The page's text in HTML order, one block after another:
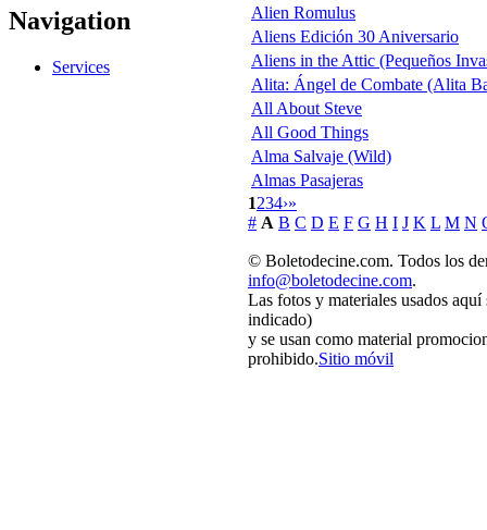
Navigation
Services
Alien Romulus
Aliens Edición 30 Aniversario
Aliens in the Attic (Pequeños
Alita: Ángel de Combate (Alita
All About Steve
All Good Things
Alma Salvaje (Wild)
Almas Pasajeras
1234›»
# A B C D E F G H I J K L M N
© Boletodecine.com. Todos los
info@boletodecine.com.
Las fotos y materiales usados
indicado)
y se usan como material
prohibido.Sitio móvil